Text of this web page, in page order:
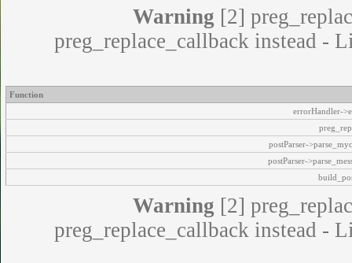
Warning [2]
preg_replace_callback instead -
Function
errorHandler-
postParser-
postParser-
Warning [2]
preg_replace_callback instead -